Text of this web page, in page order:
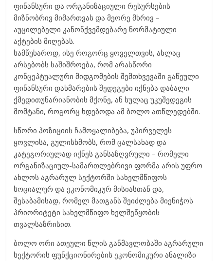
ფინანსური და ორგანიზაციული რესურსების
მიზნობრივ მიმართვას და მეორე მხრივ –
აუცილებელი კანონქვემდებარე ნორმატიული
აქტების მიღებას.
სამწუხაროდ, ისე როგორც ყოველთვის, ახლაც
არსებობს საშიშროება, რომ არასწორი
კონცეპტუალური მიდგომების შემთხვევაში გაწეული
ფინანსური დახმარების შედეგები იქნება დაბალი
ქმედითუნარიანობის მქონე, ან სულაც უკუშედეგის
მომტანი, როგორც ხდებოდა ამ ბოლო ათწლედებში.
სწორი პოზიციის ჩამოყალიბება, უპირველეს
ყოვლისა, გულისხმობს, რომ ცალსახად და
კატეგორიულად იქნეს განსაზღვრული – რომელი
ორგანიზაციულ-სამართლებრივი ფორმა არის უფრო
ახლოს აგრარულ სექტორში სახელმწიფოს
სოციალურ და ეკონომიკურ მისიასთან და,
შესაბამისად, რომელ მათგანს შეიძლება მიენიჭოს
პრიორიტეტი სახელმწიფო ხელშეწყობის
თვალსაზრისით.
ბოლო ორი ათეული წლის განმავლობაში აგრარული
სექტორის ფუნქციონირების ეკონომიკური ანალიზი